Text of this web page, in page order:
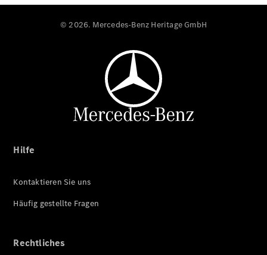
© 2026. Mercedes-Benz Heritage GmbH
Hilfe
Kontaktieren Sie uns
Häufig gestellte Fragen
Rechtliches